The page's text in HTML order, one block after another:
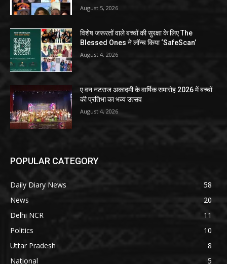
August 5, 2026
विशेष जरूरतों वाले बच्चों की सुरक्षा के लिए The
Blessed Ones ने लॉन्च किया ‘SafeScan’
August 4, 2026
ए वन नटराज अकादमी के वार्षिक समारोह 2026 में बच्चों
की प्रतिभा का भव्य उत्सव
August 4, 2026
POPULAR CATEGORY
Daily Diary News
58
News
20
Delhi NCR
11
Politics
10
Uttar Pradesh
8
National
5